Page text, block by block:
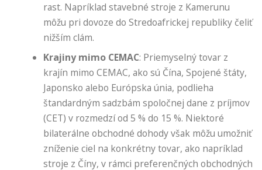
rast. Napríklad stavebné stroje z Kamerunu
môžu pri dovoze do Stredoafrickej republiky čeliť
nižším clám.
Krajiny mimo CEMAC: Priemyselný tovar z
krajín mimo CEMAC, ako sú Čína, Spojené štáty,
Japonsko alebo Európska únia, podlieha
štandardným sadzbám spoločnej dane z príjmov
(CET) v rozmedzí od 5 % do 15 %. Niektoré
bilaterálne obchodné dohody však môžu umožniť
zníženie ciel na konkrétny tovar, ako napríklad
stroje z Číny, v rámci preferenčných obchodných